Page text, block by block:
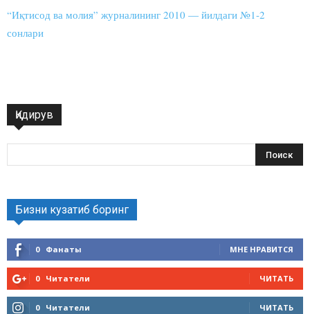
“Иқтисод ва молия” журналининг 2010 — йилдаги №1-2
сонлари
Қидирув
Бизни кузатиб боринг
0 Фанаты МНЕ НРАВИТСЯ
0 Читатели ЧИТАТЬ
0 Читатели ЧИТАТЬ